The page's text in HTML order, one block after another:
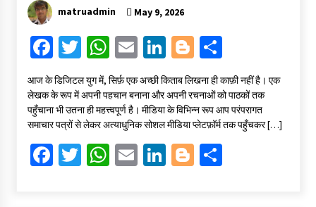
matruadmin
May 9, 2026
Fa
ce
b
o
o
k
T
wi
tt
er
W
h
at
sA
p
p
E
m
ai
l
Li
n
ke
dI
n
Bl
gg
er
S
h
ar
e
​आज के डिजिटल युग में, सिर्फ़ एक अच्छी किताब लिखना ही काफ़ी नहीं है। एक
लेखक के रूप में अपनी पहचान बनाना और अपनी रचनाओं को पाठकों तक
पहुँचाना भी उतना ही महत्त्वपूर्ण है। मीडिया के विभिन्न रूप आप परंपरागत
समाचार पत्रों से लेकर अत्याधुनिक सोशल मीडिया प्लेटफ़ॉर्म तक पहुँचकर […]
Fa T W E Li Bl S